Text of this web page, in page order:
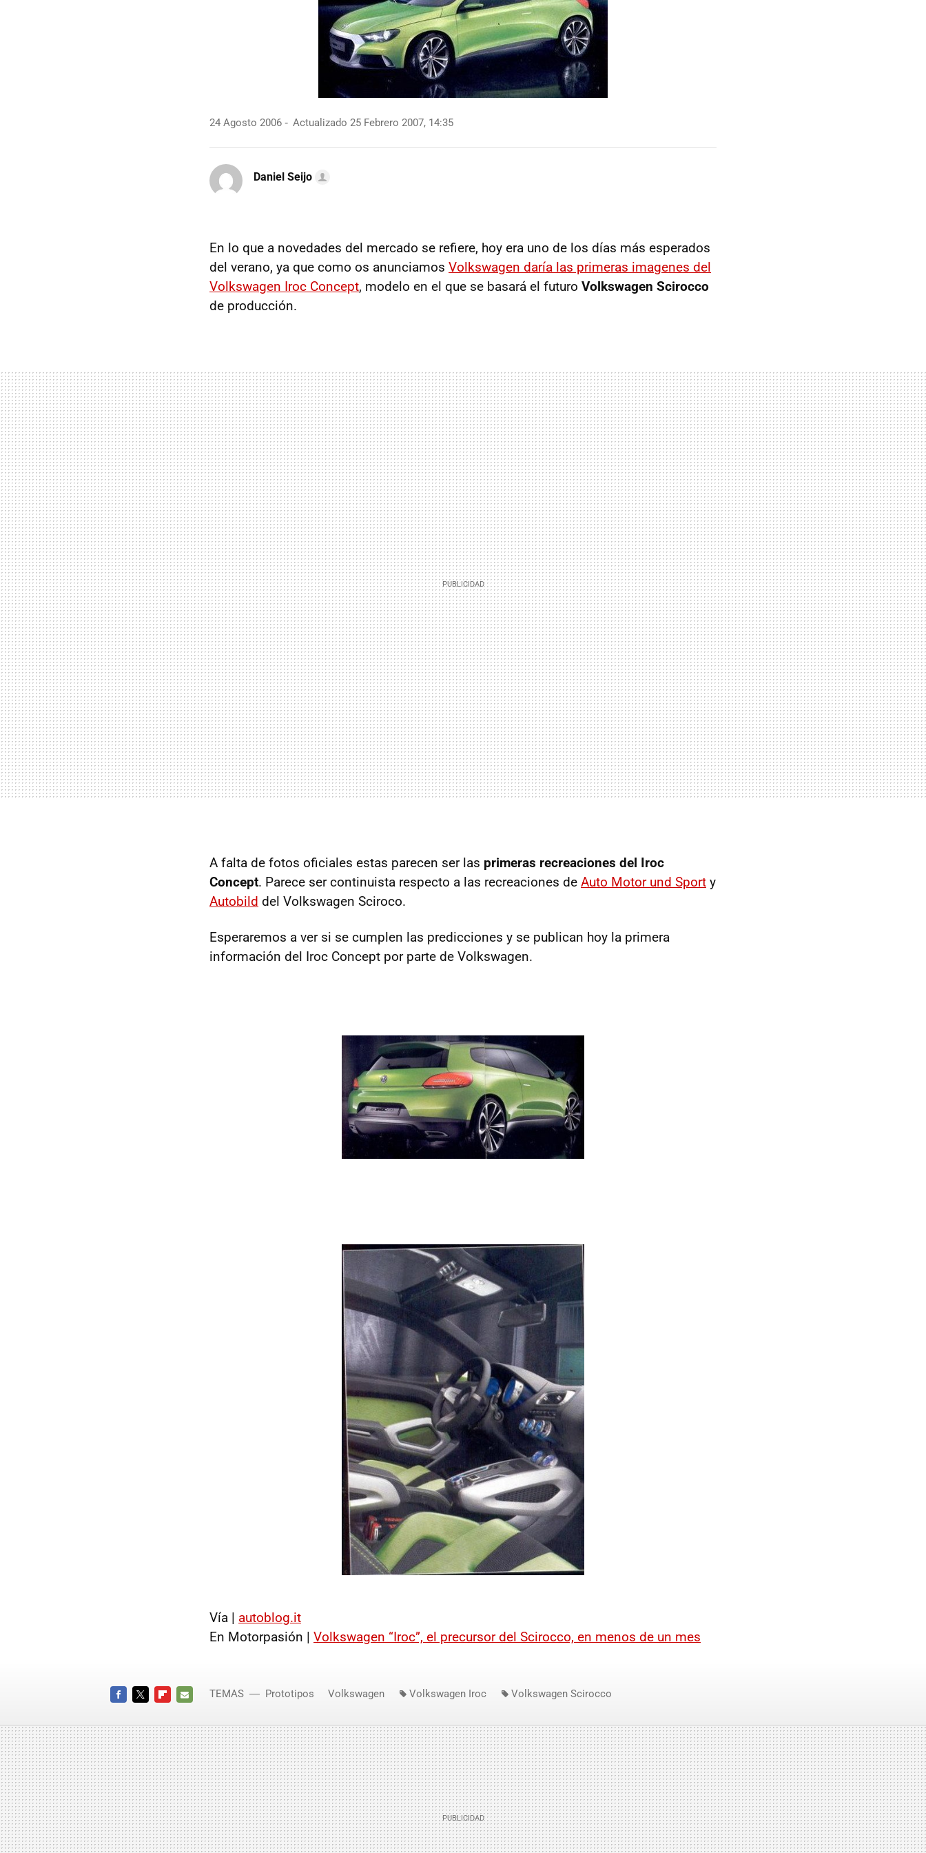
24 Agosto 2006 Actualizado 25 Febrero 2007, 14:35
Daniel Seijo
En lo que a novedades del mercado se refiere, hoy era uno de los días más esperados
del verano, ya que como os anunciamos Volkswagen daría las primeras imagenes del
Volkswagen Iroc Concept, modelo en el que se basará el futuro Volkswagen Scirocco
de producción.
A falta de fotos oficiales estas parecen ser las primeras recreaciones del Iroc
Concept. Parece ser continuista respecto a las recreaciones de Auto Motor und Sport y
Autobild del Volkswagen Sciroco.
Esperaremos a ver si se cumplen las predicciones y se publican hoy la primera
información del Iroc Concept por parte de Volkswagen.
Vía | autoblog.it
En Motorpasión | Volkswagen “Iroc”, el precursor del Scirocco, en menos de un mes
MAIL
TEMAS Prototipos Volkswagen Volkswagen Iroc Volkswagen Scirocco